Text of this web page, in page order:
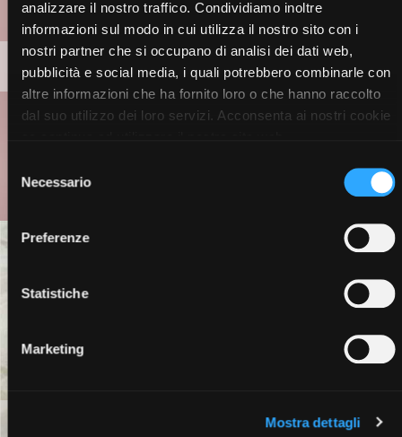
analizzare il nostro traffico. Condividiamo inoltre
informazioni sul modo in cui utilizza il nostro sito con i
nostri partner che si occupano di analisi dei dati web,
pubblicità e social media, i quali potrebbero combinarle con
altre informazioni che ha fornito loro o che hanno raccolto
dal suo utilizzo dei loro servizi. Acconsenta ai nostri cookie
delNecessario
Preferenze
Statistiche
Marketing
Mostra dettagli
MAKE-UP